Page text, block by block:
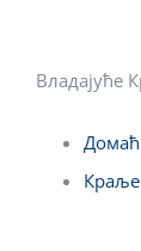
Владајуће